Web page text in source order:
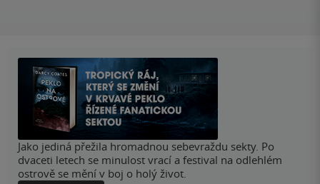
Jako jediná přežila hromadnou sebevraždu sekty. Po
dvaceti letech se minulost vrací a festival na odlehlém
ostrově se mění v boj o holý život.